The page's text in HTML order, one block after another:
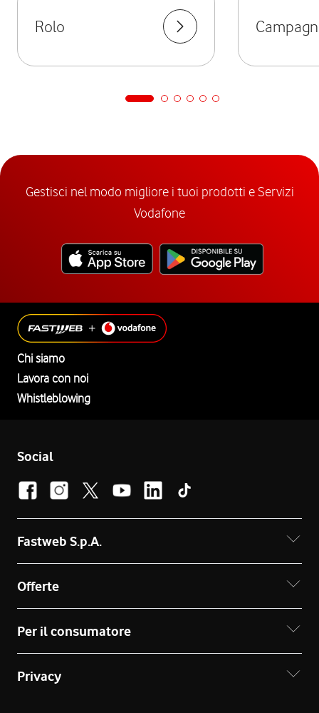
Rolo
Gestisci nel modo migliore i tuoi prodotti e Servizi
Vodafone
Chi siamo
Lavora con noi
Whistleblowing
Social
Fastweb S.p.A.
Offerte
Per il consumatore
Privacy